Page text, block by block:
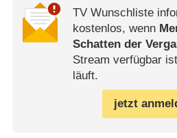
TV Wunschliste
kostenlos, wenn
Schatten der
Stream verfügbar
läuft.
jetzt